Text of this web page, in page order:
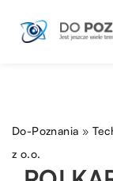
Do-Poznania »
z o.o.